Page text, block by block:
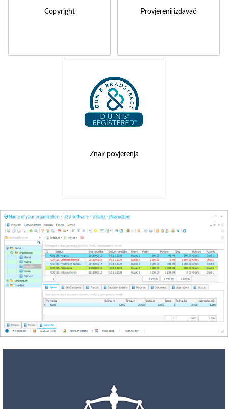
Copyright Provjereni izdavač
Znak povjerenja